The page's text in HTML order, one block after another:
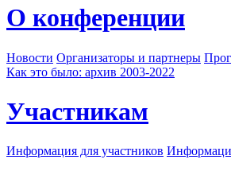
О конференции
Новости Организаторы и партнеры
Как это было: архив 2003-2022
Участникам
Информация для участников